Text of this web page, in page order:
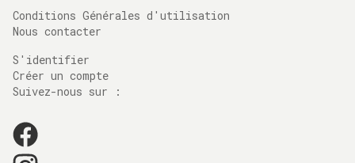
Conditions Générales d'utilisation
Nous contacter
S'identifier
Créer un compte
Suivez-nous sur :